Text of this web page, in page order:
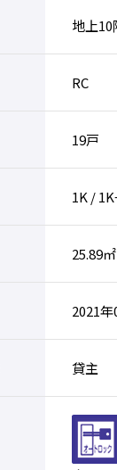
地上10
RC
19戸
1K /
25.89
2021年
貸主